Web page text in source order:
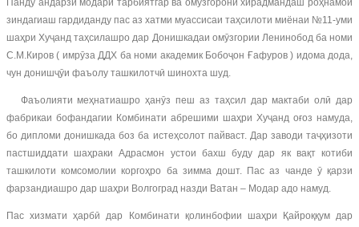
Панду андарзи модари тарбиятгар ва омӯзгорони хирадмандаш роҳнамои
зиндагиаш гардиданду пас аз хатми муассисаи таҳсилоти миёнаи №11-уми
шаҳри Хуҷанд таҳсилашро дар Донишкадаи омӯзгории Ленинобод ба номи
С.М.Киров ( имрӯза ДДХ ба номи академик Бобоҷон Ғафуров ) идома дода,
чун донишҷӯи фаъолу ташкилотчӣ шинохта шуд.
Фаъолияти меҳнатиашро ҳанӯз пеш аз таҳсил дар мактаби олӣ дар
фабрикаи бофандагии Комбинати абрешими шаҳри Хуҷанд оғоз намуда,
бо дипломи донишкада боз ба истеҳсолот пайваст. Дар заводи таҷҳизоти
пастшиддати шаҳраки Адрасмон устои бахш буду дар як вақт котиби
ташкилоти комсомолии коргоҳро ба зимма дошт. Пас аз чанде ӯ қарзи
фарзандиашро дар шаҳри Волгоград назди Ватан – Модар адо намуд.
Пас хизмати ҳарбӣ дар Комбинати қолинбофии шаҳри Қайроққум дар